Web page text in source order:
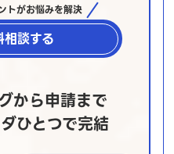
トがお悩みを解決
談する
から申請まで
ひとつで完結